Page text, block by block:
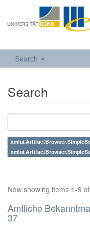
Search
Search
Now showing items 1-6
Amtliche
37